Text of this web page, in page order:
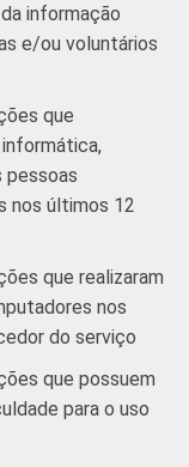
informação
e/ou voluntários
que
nos últimos 12
que realizaram
nos
do serviço
que possuem
para o uso